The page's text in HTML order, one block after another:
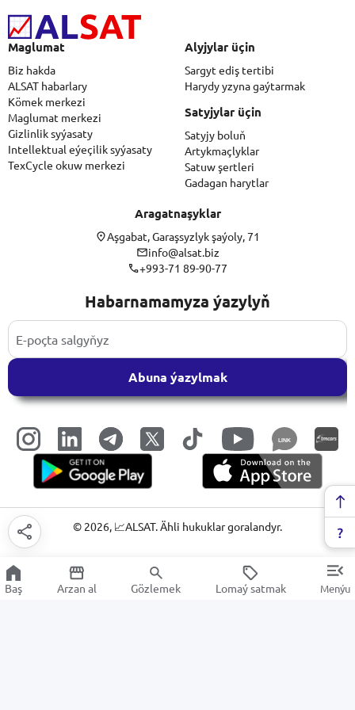
Maglumat
Biz hakda
ALSAT habarlary
Kömek merkezi
Maglumat merkezi
Gizlinlik syýasaty
Intellektual eýeçilik syýasaty
TexCycle okuw merkezi
Alyjylar üçin
Sargyt ediş tertibi
Harydy yzyna gaýtarmak
Satyjylar üçin
Satyjy boluň
Artykmaçlyklar
Satuw şertleri
Gadagan harytlar
Aragatnaşyklar
Aşgabat, Garaşsyzlyk şaýoly, 71
info@alsat.biz
+993-71 89-90-77
Habarnamamyza ýazylyň
Abuna ýazylmak
LINK
© 2026, 📈ALSAT. Ähli hukuklar goralandyr.
Baş Arzan al Gözlemek Lomaý satmak Menýu